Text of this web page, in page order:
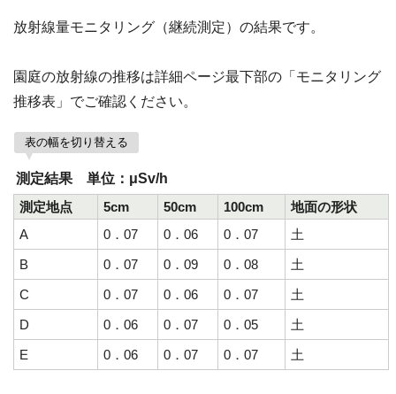
放射線量モニタリング（継続測定）の結果です。
園庭の放射線の推移は詳細ページ最下部の「モニタリング
推移表」でご確認ください。
表の幅を切り替える
測定結果 単位：μSv/h
測定地点
5cm 50cm 100cm
地面の形状
A
0．07 0．06 0．07
土
B
0．07 0．09 0．08
土
C
0．07 0．06 0．07
土
D
0．06 0．07 0．05
土
E
0．06 0．07 0．07 土